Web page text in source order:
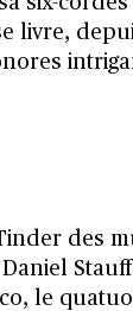
livre,
des
le